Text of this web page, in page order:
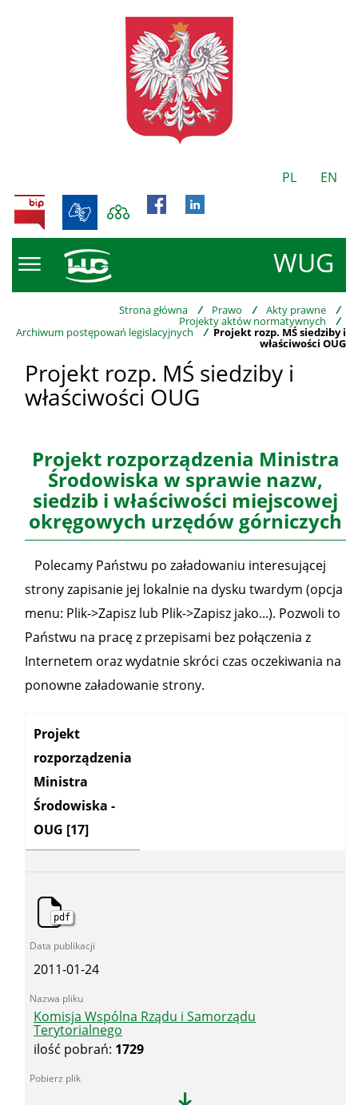
PL EN
WUG
BIP
Strona główna / Prawo / Akty prawne /
Projekty aktów normatywnych /
Archiwum postępowań legislacyjnych / Projekt rozp. MŚ siedziby i
właściwości OUG
Projekt rozp. MŚ siedziby i
właściwości OUG
Projekt rozporządzenia Ministra
Środowiska w sprawie nazw,
siedzib i właściwości miejscowej
okręgowych urzędów górniczych
Polecamy Państwu po załadowaniu interesującej
strony zapisanie jej lokalnie na dysku twardym (opcja
menu: Plik->Zapisz lub Plik->Zapisz jako...). Pozwoli to
Państwu na pracę z przepisami bez połączenia z
Internetem oraz wydatnie skróci czas oczekiwania na
ponowne załadowanie strony.
Kategoria:
Projekt
rozporządzenia
Ministra
Środowiska -
OUG [17]
pdf
2011-01-24
Komisja Wspólna Rządu i Samorządu
Terytorialnego
ilość pobrań: 1729